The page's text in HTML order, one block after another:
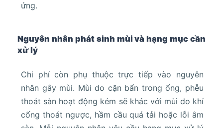
ứng.
Nguyên nhân phát sinh mùi và hạng mục cần
xử lý
Chi phí còn phụ thuộc trực tiếp vào nguyên
nhân gây mùi. Mùi do cặn bẩn trong ống, phễu
thoát sàn hoạt động kém sẽ khác với mùi do khí
cống thoát ngược, hầm cầu quá tải hoặc lỗi âm